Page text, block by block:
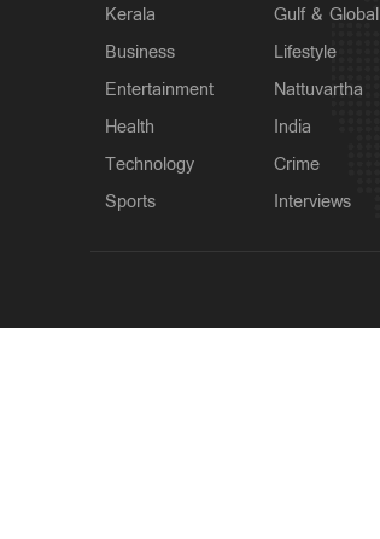
Kerala
Business
Entertainment
Health
Technology
Sports
Gulf & Global
Lifestyle
Nattuvartha
India
Crime
Interviews